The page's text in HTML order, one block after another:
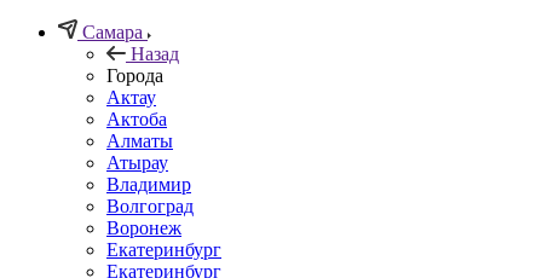
Самара
Назад
Города
Актау
Актоба
Алматы
Атырау
Владимир
Волгоград
Воронеж
Екатеринбург
Екатеринбург